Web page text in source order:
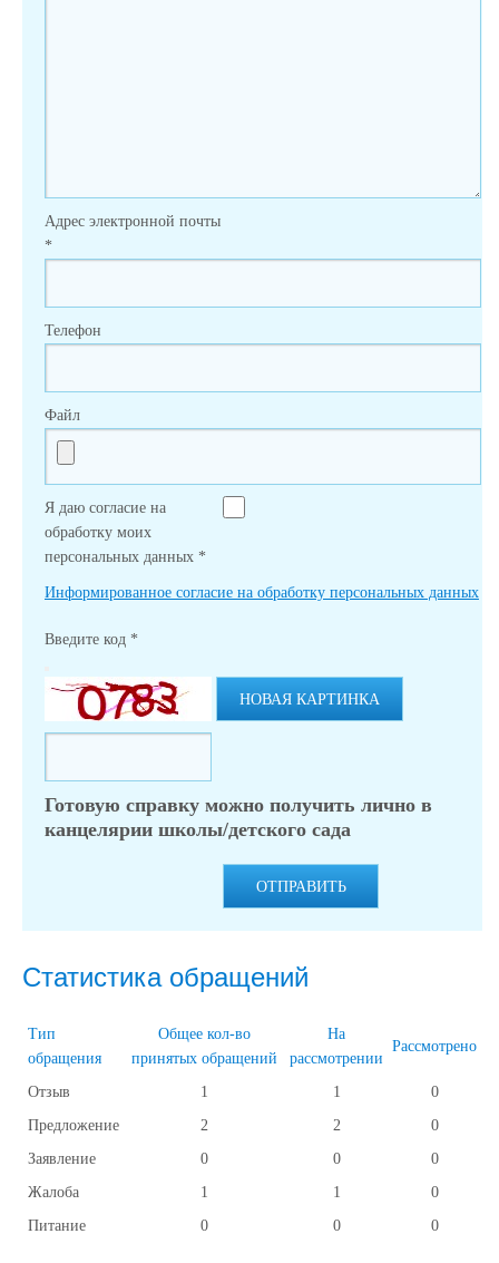
Адрес электронной почты
*
Телефон
Файл
Я даю согласие на
обработку моих
персональных данных *
Информированное согласие на обработку персональных данных
Введите код *
НОВАЯ КАРТИНКА
Готовую справку можно получить лично в
канцелярии школы/детского сада
ОТПРАВИТЬ
Статистика обращений
Тип
обращения
Общее кол-во
принятых обращений
На
рассмотрении
Рассмотрено
Отзыв 1 1
0
Предложение
2 2
0
Заявление
0 0
0
Жалоба
1 1
0
Питание
0 0 0